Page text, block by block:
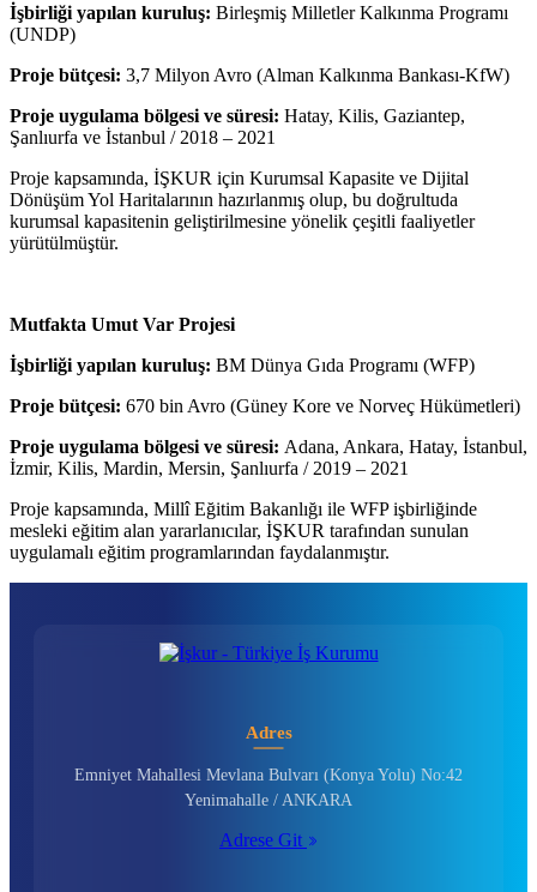
İşbirliği yapılan kuruluş: Birleşmiş Milletler Kalkınma Programı
(UNDP)
Proje bütçesi: 3,7 Milyon Avro (Alman Kalkınma Bankası-KfW)
Proje uygulama bölgesi ve süresi: Hatay, Kilis, Gaziantep,
Şanlıurfa ve İstanbul / 2018 – 2021
Proje kapsamında, İŞKUR için Kurumsal Kapasite ve Dijital
Dönüşüm Yol Haritalarının hazırlanmış olup, bu doğrultuda
kurumsal kapasitenin geliştirilmesine yönelik çeşitli faaliyetler
yürütülmüştür.
Mutfakta Umut Var Projesi
İşbirliği yapılan kuruluş: BM Dünya Gıda Programı (WFP)
Proje bütçesi: 670 bin Avro (Güney Kore ve Norveç Hükümetleri)
Proje uygulama bölgesi ve süresi: Adana, Ankara, Hatay, İstanbul,
İzmir, Kilis, Mardin, Mersin, Şanlıurfa / 2019 – 2021
Proje kapsamında, Millî Eğitim Bakanlığı ile WFP işbirliğinde
mesleki eğitim alan yararlanıcılar, İŞKUR tarafından sunulan
uygulamalı eğitim programlarından faydalanmıştır.
Adres
Emniyet Mahallesi Mevlana Bulvarı (Konya Yolu) No:42
Yenimahalle / ANKARA
Adrese Git